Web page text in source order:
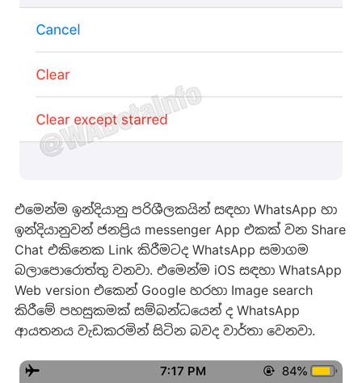
එමෙන්ම ඉන්දියානු පරිශීලකයින් සඳහා WhatsApp හා
ඉන්දියානුවන් ජනප්‍රිය messenger App එකක් වන Share
Chat එකිනෙක Link කිරීමටද WhatsApp සමාගම
බලාපොරොත්තු වනවා. එමෙන්ම iOS සඳහා WhatsApp
Web version එකෙන් Google හරහා Image search
කිරීමේ පහසුකමක් සම්බන්ධයෙන් ද WhatsApp
ආයතනය වැඩකරමින් සිටින බවද වාර්තා වෙනවා.